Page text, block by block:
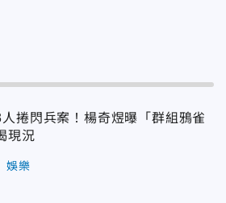
捲閃兵案！楊奇煜曝「群組鴉雀
現況
娛樂